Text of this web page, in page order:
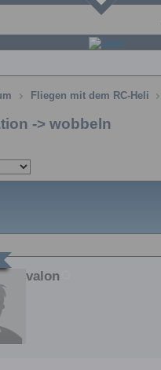
Fliegen mit dem RC-Heli
-> wobbeln
valon